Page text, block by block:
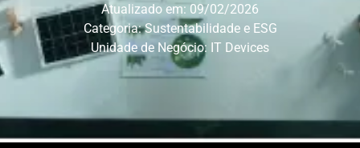
Atualizado em: 09/02/2026
Categoria:Sustentabilidade e ESG
Unidade de Negócio: IT Devices